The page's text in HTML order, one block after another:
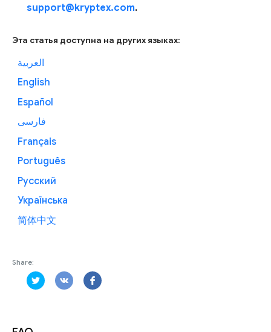
support@kryptex.com.
Эта статья доступна на других языках:
العربية
English
Español
فارسی
Français
Português
Русский
Українська
简体中文
Share: